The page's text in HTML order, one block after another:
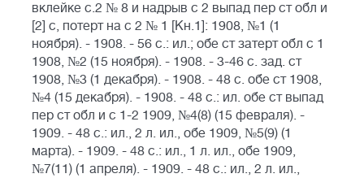
вклейке с.2 № 8 и надрыв с 2 выпад пер ст обл и
[2] с, потерт на с 2 № 1 [Кн.1]: 1908, №1 (1
ноября). - 1908. - 56 с.: ил.; обе ст затерт обл с 1
1908, №2 (15 ноября). - 1908. - 3-46 с. зад. ст
1908, №3 (1 декабря). - 1908. - 48 с. обе ст 1908,
№4 (15 декабря). - 1908. - 48 с.: ил. обе ст выпад
пер ст обл и с 1-2 1909, №4(8) (15 февраля). -
1909. - 48 с.: ил., 2 л. ил., обе 1909, №5(9) (1
марта). - 1909. - 48 с.: ил., 1 л. ил., обе 1909,
№7(11) (1 апреля). - 1909. - 48 с.: ил., 2 л. ил.,